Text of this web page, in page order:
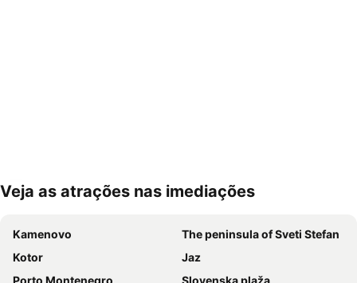
Ampliar mapa
Veja as atrações nas imediações
Kamenovo
The peninsula of Sveti Stefan
Kotor
Jaz